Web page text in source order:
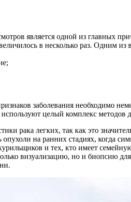
является одной из главных
в несколько раз. Одним
заболевания необходимо
целый комплекс методов
рака легких, так как это
на ранних стадиях, когда
и тех, кто имеет
визуализацию, но и биопсию